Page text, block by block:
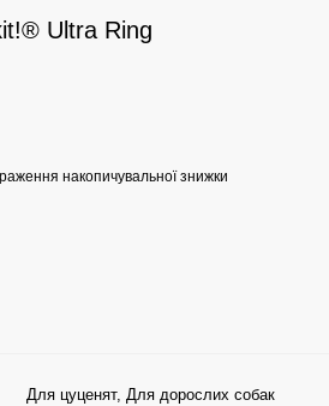
Ultra Ring
накопичувальної знижки
Для цуценят, Для дорослих собак